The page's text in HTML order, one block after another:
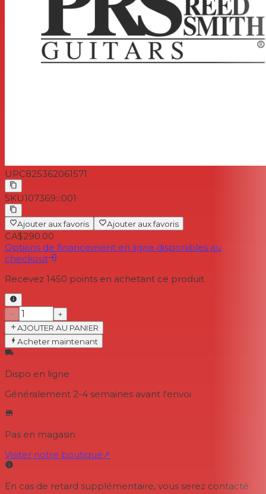
UPC825362061571
SKU107369:::001
Ajouter aux favoris Ajouter aux favoris
CA$290.00
Options de financement en ligne disponibles au
checkout
Recevez 1450 points en achetant ce produit
−
+
AJOUTER AU PANIER
Acheter maintenant
Dispo en ligne
Généralement 2-4 semaines avant l'envoi
Pas en magasin
Visiter notre boutique↗
En cas de retard supplémentaire, vous serez contacté